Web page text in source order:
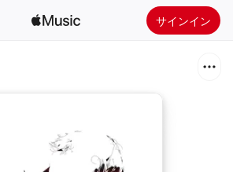
サインイン
Apple Musicをインストール